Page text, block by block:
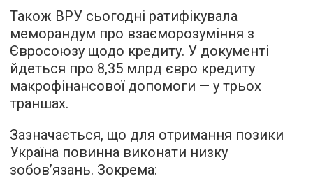
Також ВРУ сьогодні ратифікувала
меморандум про взаєморозуміння з
Євросоюзу щодо кредиту. У документі
йдеться про 8,35 млрд євро кредиту
макрофінансової допомоги — у трьох
траншах.
Зазначається, що для отримання позики
Україна повинна виконати низку
зобов’язань. Зокрема: